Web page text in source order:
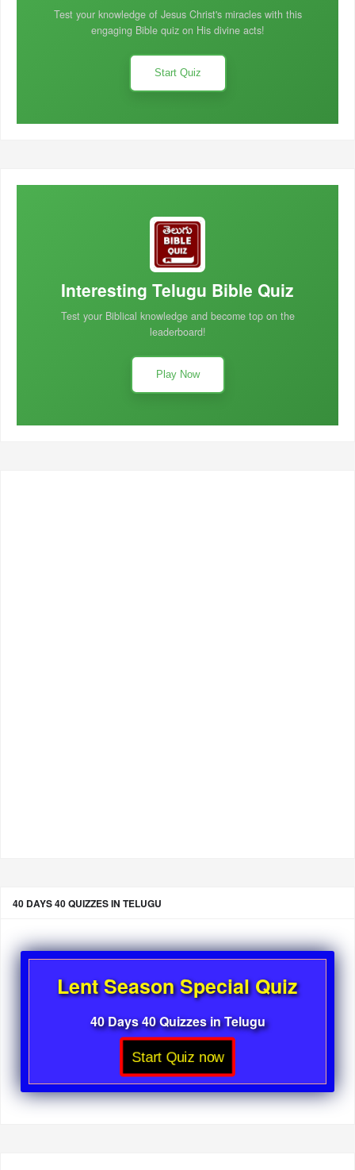
Test your knowledge of Jesus Christ's miracles with this
engaging Bible quiz on His divine acts!
Start Quiz
Interesting Telugu Bible Quiz
Test your Biblical knowledge and become top on the
leaderboard!
Play Now
40 DAYS 40 QUIZZES IN TELUGU
Lent Season Special Quiz
40 Days 40 Quizzes in Telugu
Start Quiz now